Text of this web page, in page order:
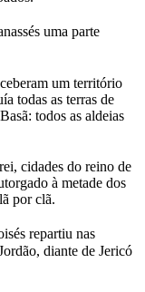
uma parte
um território
todas as terras de
todos as aldeias
cidades do reino de
à metade dos
por clã.
repartiu nas
diante de Jericó